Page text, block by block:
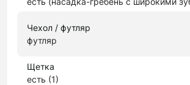
Чехол / футляр
футляр
Щетка
есть (1)